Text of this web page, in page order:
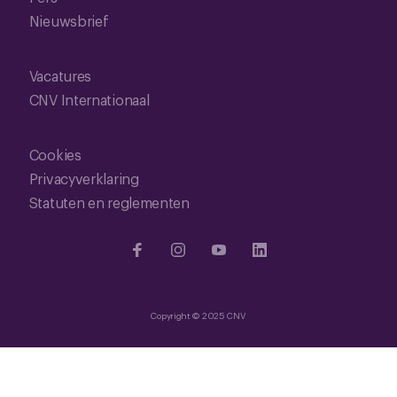
Nieuwsbrief
Vacatures
CNV Internationaal
Cookies
Privacyverklaring
Statuten en reglementen
Copyright © 2025 CNV